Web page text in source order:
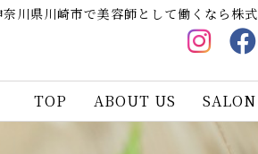
川県川崎市で美容師として働くなら株式
TOP ABOUT US SALON